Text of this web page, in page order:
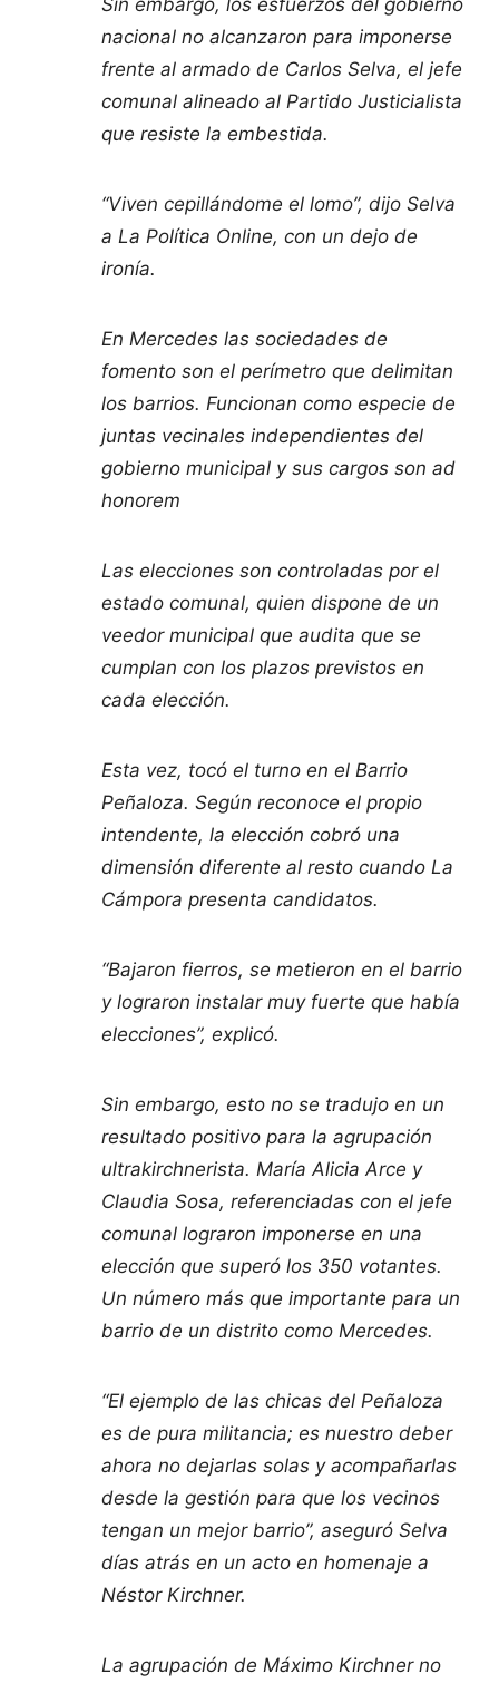
nacional no alcanzaron para imponerse
frente al armado de Carlos Selva, el jefe
comunal alineado al Partido Justicialista
que resiste la embestida.
“Viven cepillándome el lomo”, dijo Selva
a La Política Online, con un dejo de
ironía.
En Mercedes las sociedades de
fomento son el perímetro que delimitan
los barrios. Funcionan como especie de
juntas vecinales independientes del
gobierno municipal y sus cargos son ad
honorem
Las elecciones son controladas por el
estado comunal, quien dispone de un
veedor municipal que audita que se
cumplan con los plazos previstos en
cada elección.
Esta vez, tocó el turno en el Barrio
Peñaloza. Según reconoce el propio
intendente, la elección cobró una
dimensión diferente al resto cuando La
Cámpora presenta candidatos.
“Bajaron fierros, se metieron en el barrio
y lograron instalar muy fuerte que había
elecciones”, explicó.
Sin embargo, esto no se tradujo en un
resultado positivo para la agrupación
ultrakirchnerista. María Alicia Arce y
Claudia Sosa, referenciadas con el jefe
comunal lograron imponerse en una
elección que superó los 350 votantes.
Un número más que importante para un
barrio de un distrito como Mercedes.
“El ejemplo de las chicas del Peñaloza
es de pura militancia; es nuestro deber
ahora no dejarlas solas y acompañarlas
desde la gestión para que los vecinos
tengan un mejor barrio”, aseguró Selva
días atrás en un acto en homenaje a
Néstor Kirchner.
La agrupación de Máximo Kirchner no